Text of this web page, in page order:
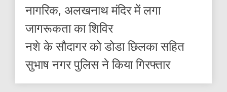
नागरिक, अलखनाथ मंदिर में लगा
जागरूकता का शिविर
नशे के सौदागर को डोडा छिलका सहित
सुभाष नगर पुलिस ने किया गिरफ्तार